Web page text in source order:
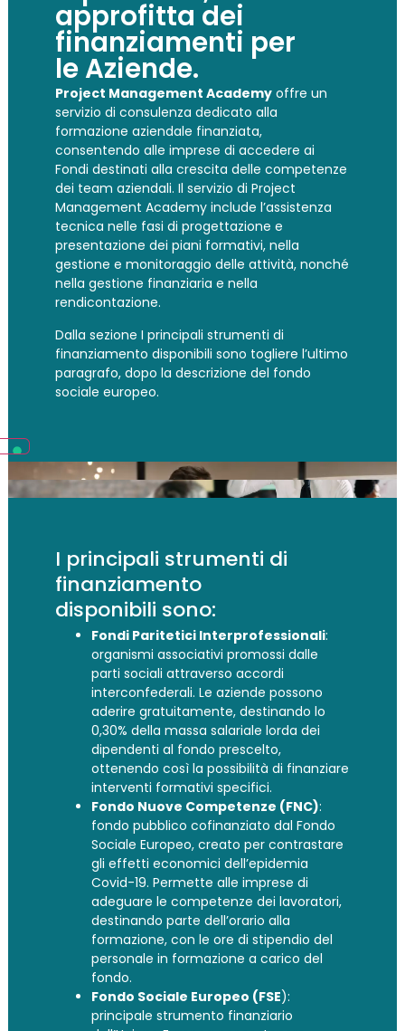
approfitta dei
finanziamenti per
le Aziende.
Project Management Academyoffre un
servizio di consulenza dedicato alla
formazione aziendale finanziata,
consentendo alle imprese di accedere ai
Fondi destinati alla crescita delle competenze
dei team aziendali. Il servizio di Project
Management Academy include l’assistenza
tecnica nelle fasi di progettazione e
presentazione dei piani formativi, nella
gestione e monitoraggio delle attività, nonché
nella gestione finanziaria e nella
rendicontazione.
Dalla sezione I principali strumenti di
finanziamento disponibili sono togliere l’ultimo
paragrafo, dopo la descrizione del fondo
sociale europeo.
I principali strumenti di
finanziamento
disponibili sono:
Fondi Paritetici Interprofessionali:
organismi associativi promossi dalle
parti sociali attraverso accordi
interconfederali. Le aziende possono
aderire gratuitamente, destinando lo
0,30% della massa salariale lorda dei
dipendenti al fondo prescelto,
ottenendo così la possibilità di finanziare
interventi formativi specifici.
Fondo Nuove Competenze (FNC):
fondo pubblico cofinanziato dal Fondo
Sociale Europeo, creato per contrastare
gli effetti economici dell’epidemia
Covid-19. Permette alle imprese di
adeguare le competenze dei lavoratori,
destinando parte dell’orario alla
formazione, con le ore di stipendio del
personale in formazione a carico del
fondo.
Fondo Sociale Europeo (FSE):
principale strumento finanziario